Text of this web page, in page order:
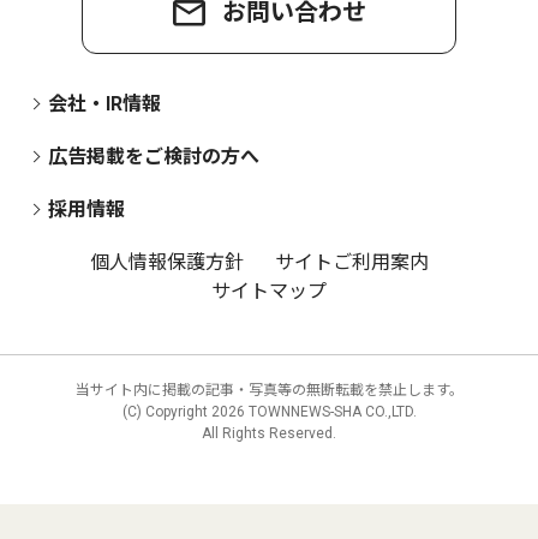
お問い合わせ
会社・IR情報
広告掲載をご検討の方へ
採用情報
個人情報保護方針
サイトご利用案内
サイトマップ
当サイト内に掲載の記事・写真等の無断転載を禁止します。
(C) Copyright 2026 TOWNNEWS-SHA CO.,LTD.
All Rights Reserved.